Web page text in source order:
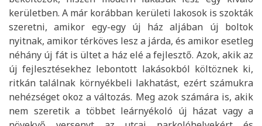
kerületben. A már korábban kerületi lakosok is szokták
szeretni, amikor egy-egy új ház aljában új boltok
nyitnak, amikor térköves lesz a járda, és amikor esetleg
néhány új fát is ültet a ház elé a fejlesztő. Azok, akik az
új fejlesztésekhez lebontott lakásokból költöznek ki,
ritkán találnak környékbeli lakhatást, ezért számukra
nehézséget okoz a változás. Meg azok számára is, akik
nem szeretik a többet leárnyékoló új házat vagy a